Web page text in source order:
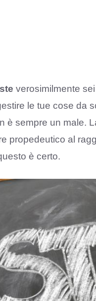
verosimilmente
le tue cose da
è sempre un male.
propedeutico al
è certo.